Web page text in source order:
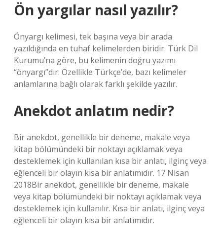
Ön yargılar nasıl yazılır?
Önyargı kelimesi, tek başına veya bir arada
yazıldığında en tuhaf kelimelerden biridir. Türk Dil
Kurumu’na göre, bu kelimenin doğru yazımı
“önyargı”dır. Özellikle Türkçe’de, bazı kelimeler
anlamlarına bağlı olarak farklı şekilde yazılır.
Anekdot anlatım nedir?
Bir anekdot, genellikle bir deneme, makale veya
kitap bölümündeki bir noktayı açıklamak veya
desteklemek için kullanılan kısa bir anlatı, ilginç veya
eğlenceli bir olayın kısa bir anlatımıdır. 17 Nisan
2018Bir anekdot, genellikle bir deneme, makale
veya kitap bölümündeki bir noktayı açıklamak veya
desteklemek için kullanılır. Kısa bir anlatı, ilginç veya
eğlenceli bir olayın kısa bir anlatımıdır.